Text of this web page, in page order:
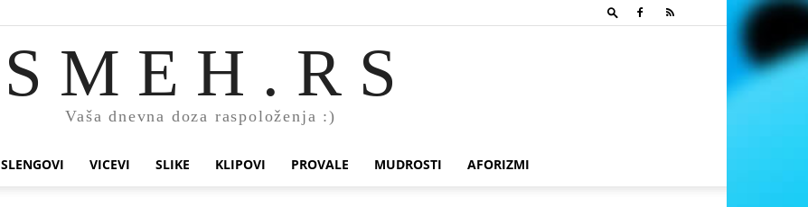
S M E H . R S
Vaša dnevna doza raspoloženja :)
SLENGOVI VICEVI SLIKE KLIPOVI PROVALE MUDROSTI AFORIZMI